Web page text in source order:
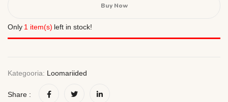
Buy Now
Only 1 item(s) left in stock!
Kategooria: Loomariided
Share :